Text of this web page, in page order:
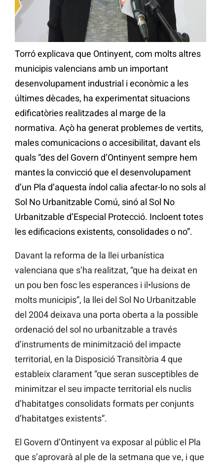
Torró explicava que Ontinyent, com molts altres
municipis valencians amb un important
desenvolupament industrial i econòmic a les
últimes dècades, ha experimentat situacions
edificatòries realitzades al marge de la
normativa. Açò ha generat problemes de vertits,
males comunicacions o accesibilitat, davant els
quals “des del Govern d’Ontinyent sempre hem
mantes la convicció que el desenvolupament
d’un Pla d’aquesta índol calia afectar-lo no sols al
Sol No Urbanitzable Comú, sinó al Sol No
Urbanitzable d’Especial Protecció. Incloent totes
les edificacions existents, consolidades o no”.
Davant la reforma de la llei urbanística
valenciana que s’ha realitzat, “que ha deixat en
un pou ben fosc les esperances i il•lusions de
molts municipis”, la llei del Sol No Urbanitzable
del 2004 deixava una porta oberta a la possible
ordenació del sol no urbanitzable a través
d’instruments de minimització del impacte
territorial, en la Disposició Transitòria 4 que
estableix clarament “que seran susceptibles de
minimitzar el seu impacte territorial els nuclis
d’habitatges consolidats formats per conjunts
d’habitatges existents”.
El Govern d’Ontinyent va exposar al públic el Pla
que s’aprovarà al ple de la setmana que ve, i que